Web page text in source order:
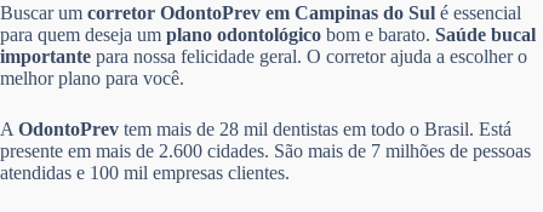
Buscar um corretor OdontoPrev em Campinas do Sul é essencial
para quem deseja um plano odontológico bom e barato. Saúde bucal
importante para nossa felicidade geral. O corretor ajuda a escolher o
melhor plano para você.
A OdontoPrev tem mais de 28 mil dentistas em todo o Brasil. Está
presente em mais de 2.600 cidades. São mais de 7 milhões de pessoas
atendidas e 100 mil empresas clientes.